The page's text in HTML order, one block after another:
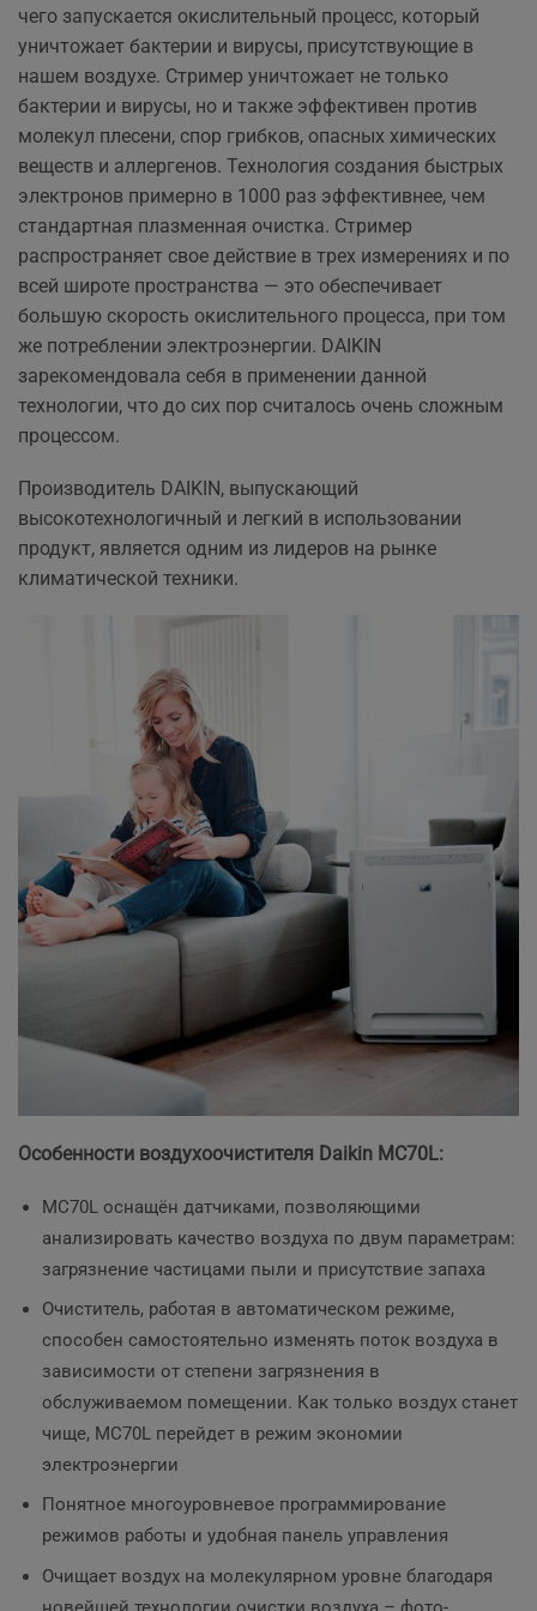
чего запускается окислительный процесс, который
уничтожает бактерии и вирусы, присутствующие в
нашем воздухе. Стример уничтожает не только
бактерии и вирусы, но и также эффективен против
молекул плесени, спор грибков, опасных химических
веществ и аллергенов. Технология создания быстрых
электронов примерно в 1000 раз эффективнее, чем
стандартная плазменная очистка. Стример
распространяет свое действие в трех измерениях и по
всей широте пространства — это обеспечивает
большую скорость окислительного процесса, при том
же потреблении электроэнергии. DAIKIN
зарекомендовала себя в применении данной
технологии, что до сих пор считалось очень сложным
процессом.
Производитель DAIKIN, выпускающий
высокотехнологичный и легкий в использовании
продукт, является одним из лидеров на рынке
климатической техники.
Особенности воздухоочистителя Daikin MC70L:
MC70L оснащён датчиками, позволяющими
анализировать качество воздуха по двум параметрам:
загрязнение частицами пыли и присутствие запаха
Очиститель, работая в автоматическом режиме,
способен самостоятельно изменять поток воздуха в
зависимости от степени загрязнения в
обслуживаемом помещении. Как только воздух станет
чище, MC70L перейдет в режим экономии
электроэнергии
Понятное многоуровневое программирование
режимов работы и удобная панель управления
Очищает воздух на молекулярном уровне благодаря